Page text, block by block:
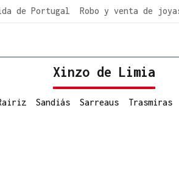
de Portugal Robo y venta de
Xinzo de Limia
Sandiás Sarreaus Trasmiras